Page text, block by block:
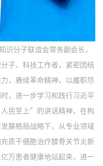
分子联谊会常务副会长，
子、科技工作者，紧密团结
，赓续革命精神，以履职尽
，进一步学习和践行习近平
民至上”的讲话精神，在构
展格局战略下，从专业领域
质干细胞治疗膝骨关节炎新
万患者健康地站起来，进一